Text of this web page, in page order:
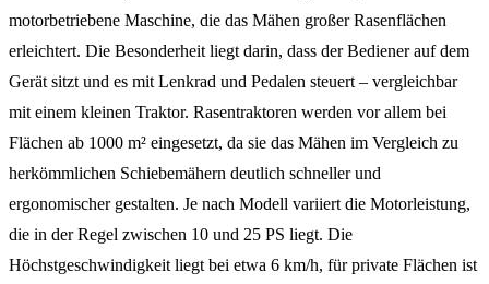
motorbetriebene Maschine, die das Mähen großer Rasenflächen
erleichtert. Die Besonderheit liegt darin, dass der Bediener auf dem
Gerät sitzt und es mit Lenkrad und Pedalen steuert – vergleichbar
mit einem kleinen Traktor. Rasentraktoren werden vor allem bei
Flächen ab 1000 m² eingesetzt, da sie das Mähen im Vergleich zu
herkömmlichen Schiebemähern deutlich schneller und
ergonomischer gestalten. Je nach Modell variiert die Motorleistung,
die in der Regel zwischen 10 und 25 PS liegt. Die
Höchstgeschwindigkeit liegt bei etwa 6 km/h, für private Flächen ist